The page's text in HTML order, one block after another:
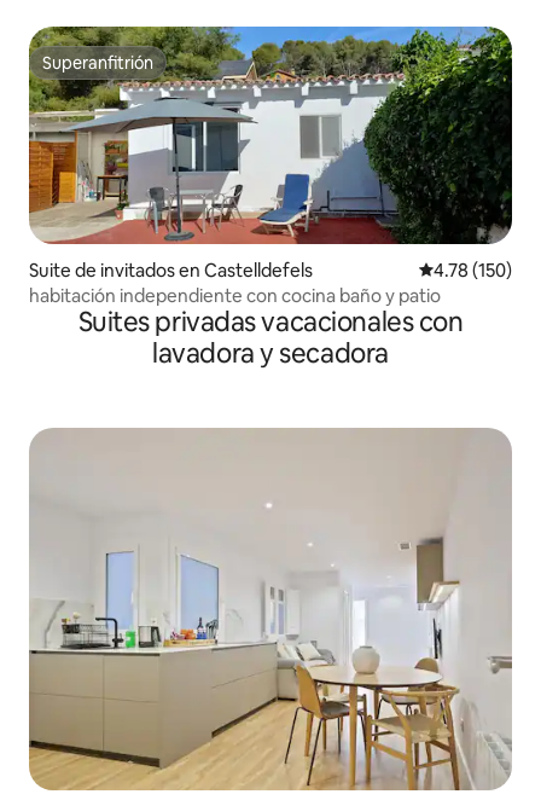
Superanfitrión
Superanfitrión
Suite de invitados en Castelldefels Calificación
4.78 (150)
habitación independiente con cocina baño y patio
Suites privadas vacacionales con
lavadora y secadora